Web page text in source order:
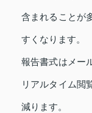
含まれることが
すくなります。
報告書式はメー
リアルタイム閲
減ります。